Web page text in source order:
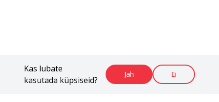
Kas lubate
kasutada küpsiseid?
Jah Ei